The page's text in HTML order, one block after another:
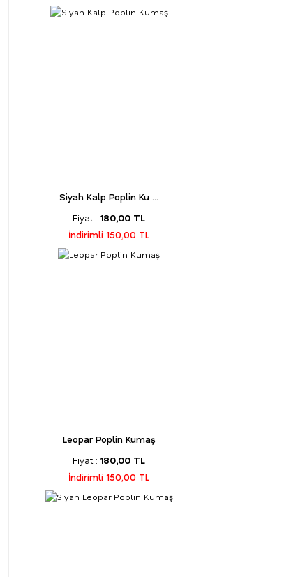
Siyah Kalp Poplin Ku ...
Fiyat : 180,00 TL
İndirimli 150,00 TL
Leopar Poplin Kumaş
Fiyat : 180,00 TL
İndirimli 150,00 TL